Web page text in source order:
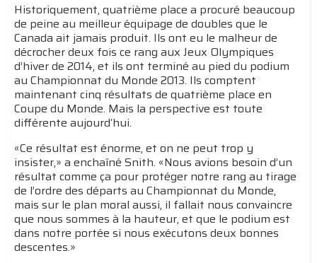
Historiquement, quatrième place a procuré beaucoup
de peine au meilleur équipage de doubles que le
Canada ait jamais produit. Ils ont eu le malheur de
décrocher deux fois ce rang aux Jeux Olympiques
d’hiver de 2014, et ils ont terminé au pied du podium
au Championnat du Monde 2013. Ils comptent
maintenant cinq résultats de quatrième place en
Coupe du Monde. Mais la perspective est toute
différente aujourd‘hui.
«Ce résultat est énorme, et on ne peut trop y
insister,» a enchaîné Snith. «Nous avions besoin d’un
résultat comme ça pour protéger notre rang au tirage
de l’ordre des départs au Championnat du Monde,
mais sur le plan moral aussi, il fallait nous convaincre
que nous sommes à la hauteur, et que le podium est
dans notre portée si nous exécutons deux bonnes
descentes.»